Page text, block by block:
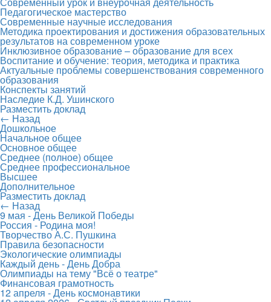
Педагогическое мастерство
Современные научные исследования
Методика проектирования и достижения образовательных
результатов на современном уроке
Инклюзивное образование – образование для всех
Воспитание и обучение: теория, методика и практика
Актуальные проблемы совершенствования современного
образования
Конспекты занятий
Наследие К.Д. Ушинского
Разместить доклад
← Назад
Дошкольное
Начальное общее
Основное общее
Среднее (полное) общее
Среднее профессиональное
Высшее
Дополнительное
Разместить доклад
← Назад
9 мая - День Великой Победы
Россия - Родина моя!
Творчество А.С. Пушкина
Правила безопасности
Экологические олимпиады
Каждый день - День Добра
Олимпиады на тему "Всё о театре"
Финансовая грамотность
12 апреля - День космонавтики